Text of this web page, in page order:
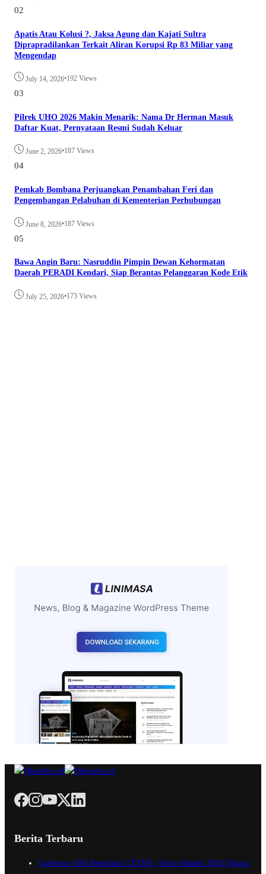
02
Apatis Atau Kolusi ?, Jaksa Agung dan Kajati Sultra
Diprapradilankan Terkait Aliran Korupsi Rp 83 Miliar yang
Mengendap
July 14, 2026•192 Views
03
Pilrek UHO 2026 Makin Menarik: Nama Dr Herman Masuk
Daftar Kuat, Pernyataan Resmi Sudah Keluar
June 2, 2026•187 Views
04
Pemkab Bombana Perjuangkan Penambahan Feri dan
Pengembangan Pelabuhan di Kementerian Perhubungan
June 8, 2026•187 Views
05
Bawa Angin Baru: Nasruddin Pimpin Dewan Kehormatan
Daerah PERADI Kendari, Siap Berantas Pelanggaran Kode Etik
July 25, 2026•173 Views
Berita Terbaru
Gubernur ASR Resmikan GETRA, Sultra Maimo 2026 Dipacu